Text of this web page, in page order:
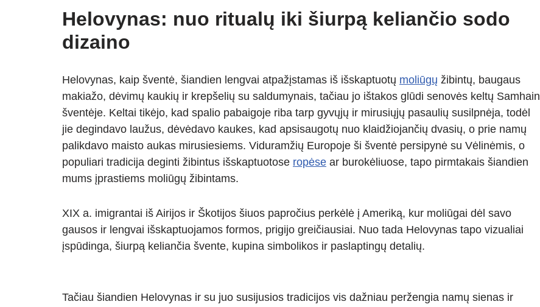
Helovynas: nuo ritualų iki šiurpą keliančio sodo
dizaino
Helovynas, kaip šventė, šiandien lengvai atpažįstamas iš išskaptuotų moliūgų žibintų, baugaus
makiažo, dėvimų kaukių ir krepšelių su saldumynais, tačiau jo ištakos glūdi senovės keltų Samhain
šventėje. Keltai tikėjo, kad spalio pabaigoje riba tarp gyvųjų ir mirusiųjų pasaulių susilpnėja, todėl
jie degindavo laužus, dėvėdavo kaukes, kad apsisaugotų nuo klaidžiojančių dvasių, o prie namų
palikdavo maisto aukas mirusiesiems. Viduramžių Europoje ši šventė persipynė su Vėlinėmis, o
populiari tradicija deginti žibintus išskaptuotose ropėse ar burokėliuose, tapo pirmtakais šiandien
mums įprastiems moliūgų žibintams.
XIX a. imigrantai iš Airijos ir Škotijos šiuos papročius perkėlė į Ameriką, kur moliūgai dėl savo
gausos ir lengvai išskaptuojamos formos, prigijo greičiausiai. Nuo tada Helovynas tapo vizualiai
įspūdinga, šiurpą keliančia švente, kupina simbolikos ir paslaptingų detalių.
Tačiau šiandien Helovynas ir su juo susijusios tradicijos vis dažniau peržengia namų sienas ir